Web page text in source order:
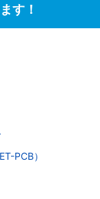
す！
PCB）